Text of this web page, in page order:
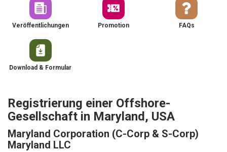
Veröffentlichungen Promotion FAQs
Download & Formular
Registrierung einer Offshore-
Gesellschaft in Maryland, USA
Maryland Corporation (C-Corp & S-Corp)
Maryland LLC